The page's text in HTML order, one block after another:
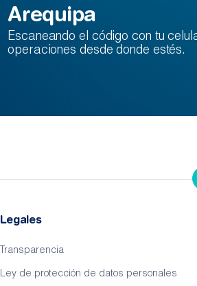
Arequipa
Escaneando el código con tu
operaciones desde donde estés.
Legales
Transparencia
Ley de protección de datos personales